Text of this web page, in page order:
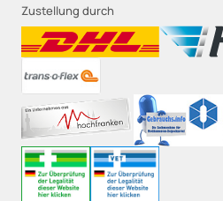
Zustellung durch